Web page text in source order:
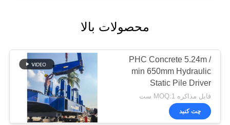
محصولات بالا
PHC Concrete 5.24m /
min 650mm Hydraulic
Static Pile Driver
قابل مذاکره MOQ:1 ست
چت کنید